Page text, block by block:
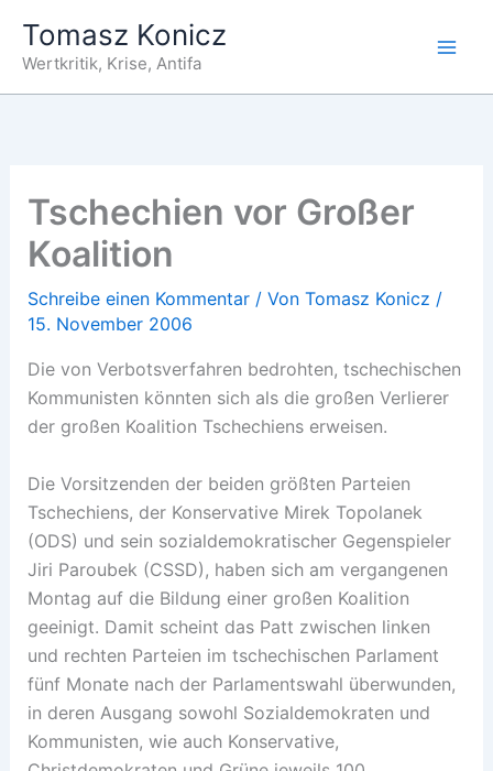
Inhalt
springen
Tomasz Konicz
Wertkritik, Krise, Antifa
Tschechien vor Großer
Koalition
Schreibe einen Kommentar / Von Tomasz Konicz /
15. November 2006
Die von Verbotsverfahren bedrohten, tschechischen
Kommunisten könnten sich als die großen Verlierer
der großen Koalition Tschechiens erweisen.
Die Vorsitzenden der beiden größten Parteien
Tschechiens, der Konservative Mirek Topolanek
(ODS) und sein sozialdemokratischer Gegenspieler
Jiri Paroubek (CSSD), haben sich am vergangenen
Montag auf die Bildung einer großen Koalition
geeinigt. Damit scheint das Patt zwischen linken
und rechten Parteien im tschechischen Parlament
fünf Monate nach der Parlamentswahl überwunden,
in deren Ausgang sowohl Sozialdemokraten und
Kommunisten, wie auch Konservative,